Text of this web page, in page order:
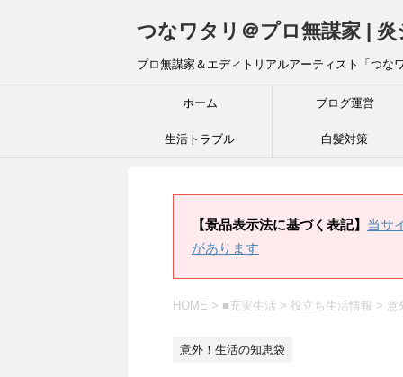
つなワタリ＠プロ無謀家 |
プロ無謀家＆エディトリアルアーティスト「つ
ホーム ブログ運営
生活トラブル 白髪対策
【景品表示法に基づく表記】 当サ
があります
HOME > ■充実生活 > 役立ち生活情報 > 意
意外！生活の知恵袋